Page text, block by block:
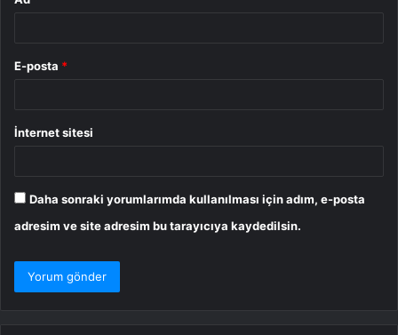
E-posta *
İnternet sitesi
Daha sonraki yorumlarımda kullanılması için adım, e-posta
adresim ve site adresim bu tarayıcıya kaydedilsin.